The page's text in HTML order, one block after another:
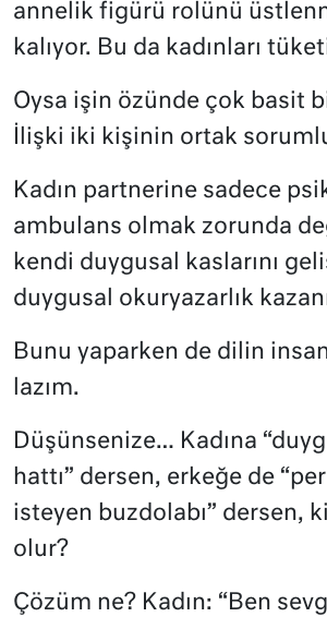
annelik figürü rolünü
kalıyor. Bu da kadınları
Oysa işin özünde çok basit
İlişki iki kişinin ortak
Kadın partnerine sadece
ambulans olmak zorunda
kendi duygusal kaslarını
duygusal okuryazarlık
Bunu yaparken de dilin
lazım.
Düşünsenize… Kadına
hattı” dersen, erkeğe de
isteyen buzdolabı” dersen,
olur?
Çözüm ne? Kadın: “Ben